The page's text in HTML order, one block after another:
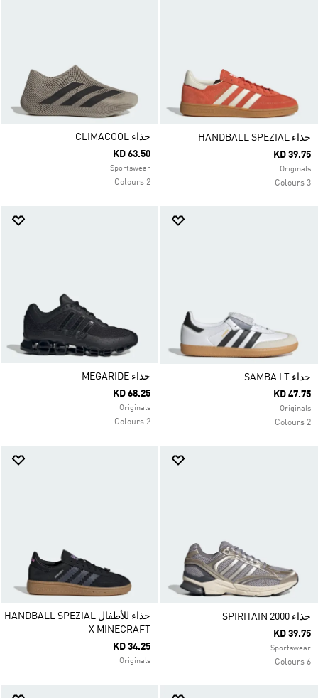
حذاء HANDBALL SPEZIAL
KD 39.75
Originals
3 Colours
حذاء CLIMACOOL
KD 63.50
Sportswear
2 Colours
حذاء SAMBA LT
KD 47.75
Originals
2 Colours
حذاء MEGARIDE
KD 68.25
Originals
2 Colours
حذاء SPIRITAIN 2000
KD 39.75
Sportswear
6 Colours
حذاء للأطفال HANDBALL SPEZIAL
X MINECRAFT
KD 34.25
Originals